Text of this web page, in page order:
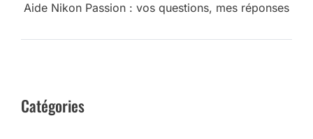
Aide Nikon Passion : vos questions, mes réponses
Catégories